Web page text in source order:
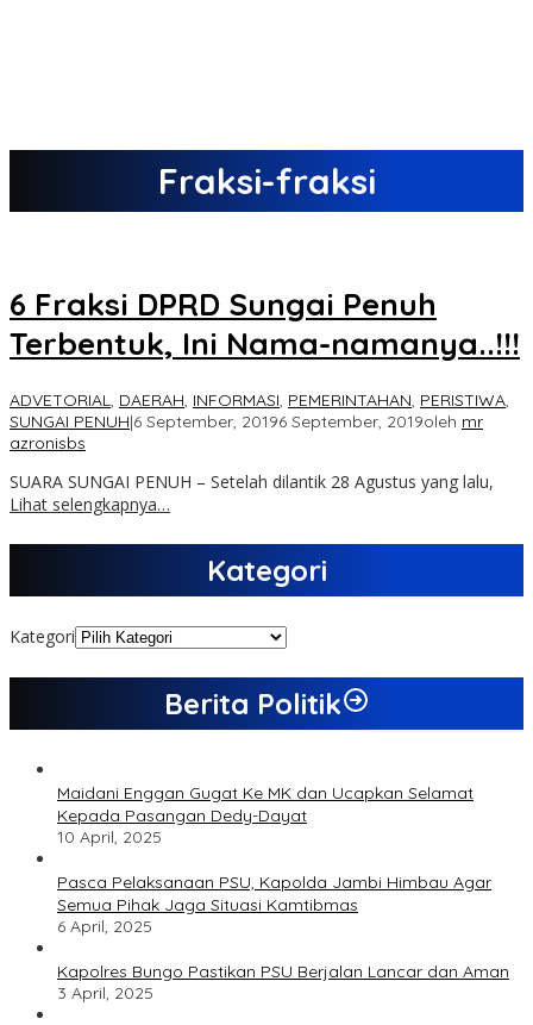
Fraksi-fraksi
6 Fraksi DPRD Sungai Penuh
Terbentuk, Ini Nama-namanya..!!!
ADVETORIAL, DAERAH, INFORMASI, PEMERINTAHAN, PERISTIWA,
SUNGAI PENUH|6 September, 20196 September, 2019oleh mr
azronisbs
SUARA SUNGAI PENUH – Setelah dilantik 28 Agustus yang lalu,
Lihat selengkapnya…
Kategori
Kategori
Berita Politik
Maidani Enggan Gugat Ke MK dan Ucapkan Selamat
Kepada Pasangan Dedy-Dayat
10 April, 2025
Pasca Pelaksanaan PSU, Kapolda Jambi Himbau Agar
Semua Pihak Jaga Situasi Kamtibmas
6 April, 2025
Kapolres Bungo Pastikan PSU Berjalan Lancar dan Aman
3 April, 2025